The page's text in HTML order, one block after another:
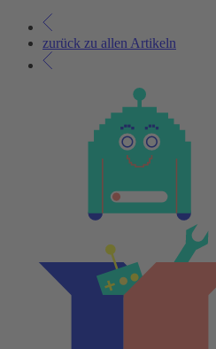
zurück zu allen Artikeln